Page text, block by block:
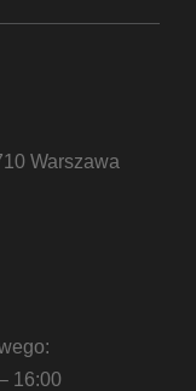
Warszawa
16:00